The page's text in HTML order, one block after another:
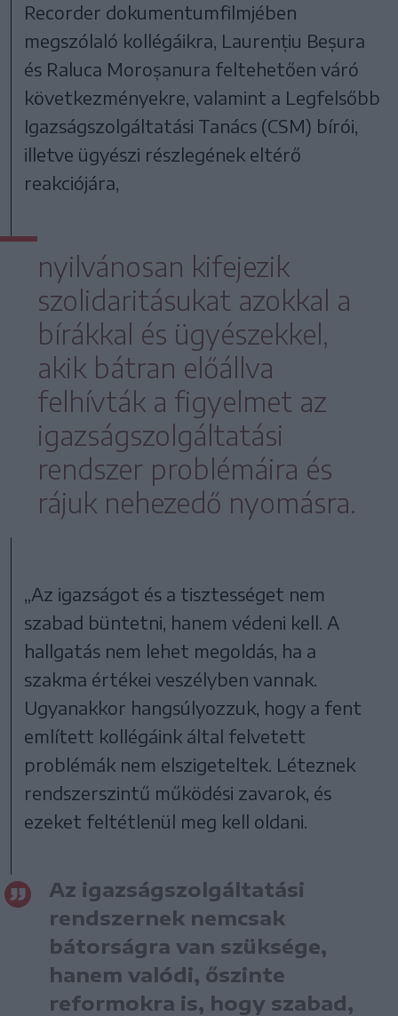
Recorder dokumentumfilmjében
megszólaló kollégáikra, Laurențiu Beșura
és Raluca Moroșanura feltehetően váró
következményekre, valamint a Legfelsőbb
Igazságszolgáltatási Tanács (CSM) bírói,
illetve ügyészi részlegének eltérő
reakciójára,
nyilvánosan kifejezik
szolidaritásukat azokkal a
bírákkal és ügyészekkel,
akik bátran előállva
felhívták a figyelmet az
igazságszolgáltatási
rendszer problémáira és
rájuk nehezedő nyomásra.
„Az igazságot és a tisztességet nem
szabad büntetni, hanem védeni kell. A
hallgatás nem lehet megoldás, ha a
szakma értékei veszélyben vannak.
Ugyanakkor hangsúlyozzuk, hogy a fent
említett kollégáink által felvetett
problémák nem elszigeteltek. Léteznek
rendszerszintű működési zavarok, és
ezeket feltétlenül meg kell oldani.
Az igazságszolgáltatási
rendszernek nemcsak
bátorságra van szüksége,
hanem valódi, őszinte
reformokra is, hogy szabad,